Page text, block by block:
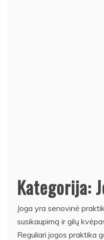
Kategorija:
Joga yra senovinė
susikaupimą ir gilų
Reguliari jogos praktika